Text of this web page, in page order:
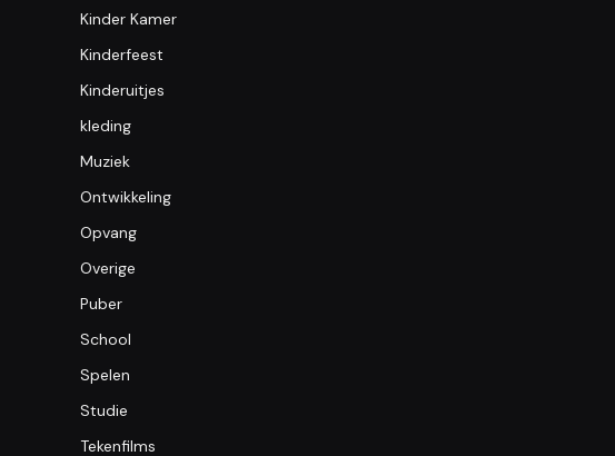
Kinder Kamer
Kinderfeest
Kinderuitjes
kleding
Muziek
Ontwikkeling
Opvang
Overige
Puber
School
Spelen
Studie
Tekenfilms